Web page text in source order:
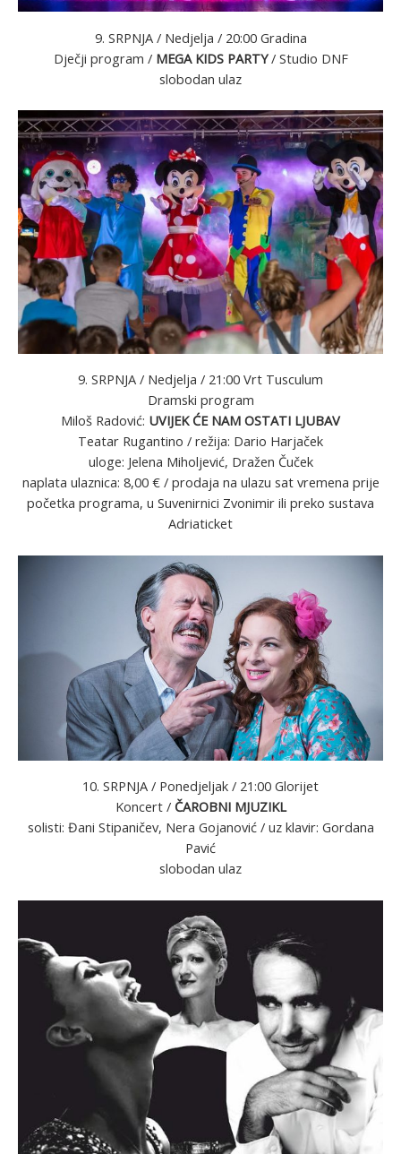
9. SRPNJA / Nedjelja / 20:00 Gradina
Dječji program / MEGA KIDS PARTY/ Studio DNF
slobodan ulaz
9. SRPNJA / Nedjelja / 21:00 Vrt Tusculum
Dramski program
Miloš Radović: UVIJEK ĆE NAM OSTATI LJUBAV
Teatar Rugantino / režija: Dario Harjaček
uloge: Jelena Miholjević, Dražen Čuček
naplata ulaznica: 8,00 € / prodaja na ulazu sat vremena prije
početka programa, u Suvenirnici Zvonimir ili preko sustava
Adriaticket
10. SRPNJA / Ponedjeljak / 21:00 Glorijet
Koncert / ČAROBNI MJUZIKL
solisti: Đani Stipaničev, Nera Gojanović / uz klavir: Gordana
Pavić
slobodan ulaz